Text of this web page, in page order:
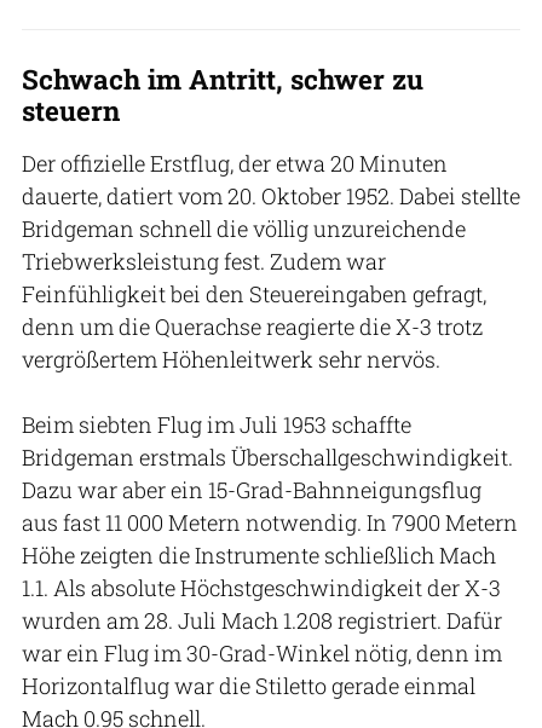
Schwach im Antritt, schwer zu
steuern
Der offizielle Erstflug, der etwa 20 Minuten
dauerte, datiert vom 20. Oktober 1952. Dabei stellte
Bridgeman schnell die völlig unzureichende
Triebwerksleistung fest. Zudem war
Feinfühligkeit bei den Steuereingaben gefragt,
denn um die Querachse reagierte die X-3 trotz
vergrößertem Höhenleitwerk sehr nervös.
Beim siebten Flug im Juli 1953 schaffte
Bridgeman erstmals Überschallgeschwindigkeit.
Dazu war aber ein 15-Grad-Bahnneigungsflug
aus fast 11 000 Metern notwendig. In 7900 Metern
Höhe zeigten die Instrumente schließlich Mach
1.1. Als absolute Höchstgeschwindigkeit der X-3
wurden am 28. Juli Mach 1.208 registriert. Dafür
war ein Flug im 30-Grad-Winkel nötig, denn im
Horizontalflug war die Stiletto gerade einmal
Mach 0.95 schnell.